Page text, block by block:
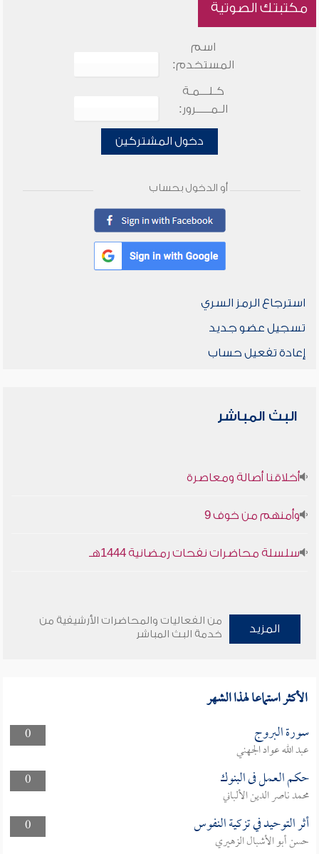
مكتبتك الصوتية
اسم
المستخدم:
كـلـــمـة
الـمـــــرور:
دخول المشتركين
أو الدخول بحساب
استرجاع الرمز السري
تسجيل عضو جديد
إعادة تفعيل حساب
البث المباشر
أخلاقنا أصالة ومعاصرة
وأمنهم من خوف 9
سلسلة محاضرات نفحات رمضانية 1444هـ
المزيد
من الفعاليات والمحاضرات الأرشيفية من
خدمة البث المباشر
الأكثر استماعا لهذا الشهر
0 سورة البروج
عبد الله عواد الجهني
0
حكم العمل فى البنوك
محمد ناصر الدين الألباني
0
أثر التوحيد في تزكية النفوس
حسن أبو الأشبال الزهيري